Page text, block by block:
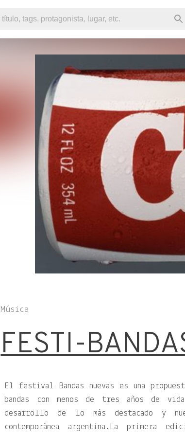
Música
FESTI-
El festival Bandas nuevas es una
bandas con menos de tres años de
desarrollo de lo más destacado y
contemporánea argentina.La primera